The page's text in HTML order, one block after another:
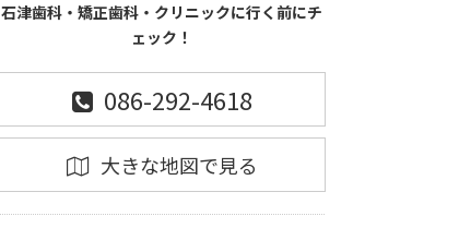
石津歯科・矯正歯科・クリニックに行く前にチ
ェック！
086-292-4618
大きな地図で見る